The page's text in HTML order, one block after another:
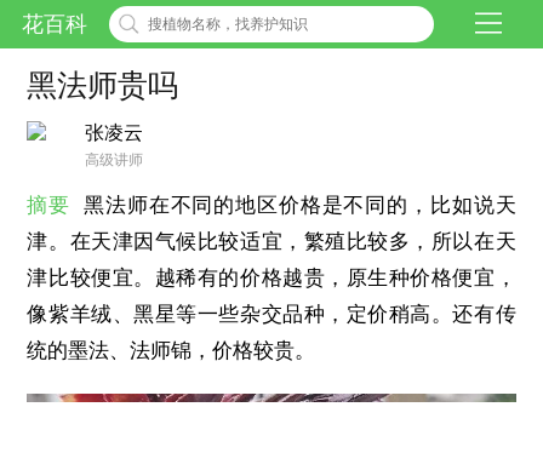
花百科
黑法师贵吗
张凌云
高级讲师
摘要
黑法师在不同的地区价格是不同的，比如说天
津。在天津因气候比较适宜，繁殖比较多，所以在天
津比较便宜。越稀有的价格越贵，原生种价格便宜，
像紫羊绒、黑星等一些杂交品种，定价稍高。还有传
统的墨法、法师锦，价格较贵。